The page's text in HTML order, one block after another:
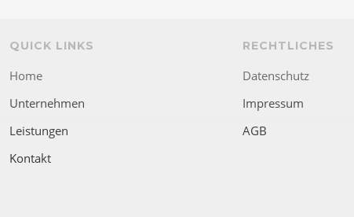
QUICK LINKS
Home
Unternehmen
Leistungen
Kontakt
RECHTLICHES
Datenschutz
Impressum
AGB